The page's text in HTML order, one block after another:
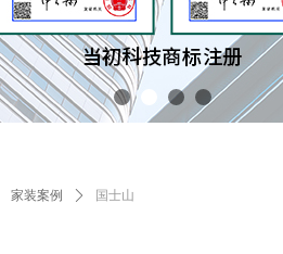
家装案例 ꄲ 国士山